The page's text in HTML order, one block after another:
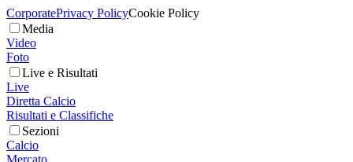
CorporatePrivacy PolicyCookie Policy
Media
Video
Foto
Live e Risultati
Live
Diretta Calcio
Risultati e Classifiche
Sezioni
Calcio
Mercato